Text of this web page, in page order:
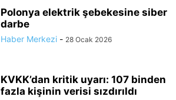
Polonya elektrik şebekesine siber
darbe
Haber Merkezi - 28 Ocak 2026
KVKK’dan kritik uyarı: 107 binden
fazla kişinin verisi sızdırıldı